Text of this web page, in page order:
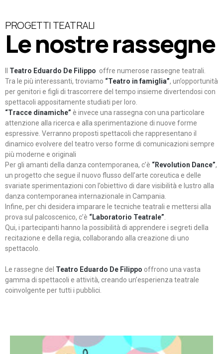
PROGETTI TEATRALI
Le nostre rassegne
Teatro Eduardo De Filippo offre numerose rassegne teatrali.
Tra le più interessanti, troviamo “Teatro in famiglia”, un’opportunità
per genitori e figli di trascorrere del tempo insieme divertendosi con
spettacoli appositamente studiati per loro.
“Tracce dinamiche” è invece una rassegna con una particolare
attenzione alla ricerca e alla sperimentazione di nuove forme
espressive. Verranno proposti spettacoli che rappresentano il
dinamico evolvere del teatro verso forme di comunicazioni sempre
più moderne e originali
Per gli amanti della danza contemporanea, c’è “Revolution Dance”,
un progetto che segue il nuovo flusso dell’arte coreutica e delle
svariate sperimentazioni con l’obiettivo di dare visibilità e lustro alla
danza contemporanea internazionale in Campania.
Infine, per chi desidera imparare le tecniche teatrali e mettersi alla
prova sul palcoscenico, c’è “Laboratorio Teatrale”
Qui, i partecipanti hanno la possibilità di apprendere i segreti della
recitazione e della regia, collaborando alla creazione di uno
spettacolo.
Le rassegne del Teatro Eduardo De Filippo offrono una vasta
gamma di spettacoli e attività, creando un’esperienza teatrale
coinvolgente per tutti i pubblici.